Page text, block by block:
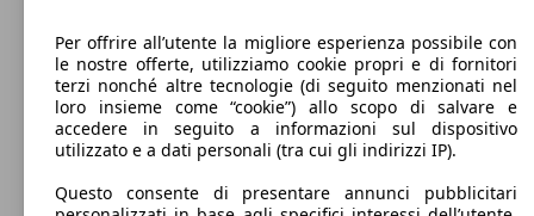
Benzina
Carburante
Per offrire all’utente la migliore esperienza possibile con
le nostre offerte, utilizziamo cookie propri e di fornitori
terzi nonché altre tecnologie (di seguito menzionati nel
loro insieme come “cookie”) allo scopo di salvare e
accedere in seguito a informazioni sul dispositivo
utilizzato e a dati personali (tra cui gli indirizzi IP).
Questo consente di presentare annunci pubblicitari